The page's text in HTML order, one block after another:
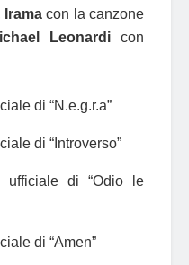
Irama con la canzone
Leonardicon
di “N.e.g.r.a”
di “Introverso”
di “Odio le
di “Amen”